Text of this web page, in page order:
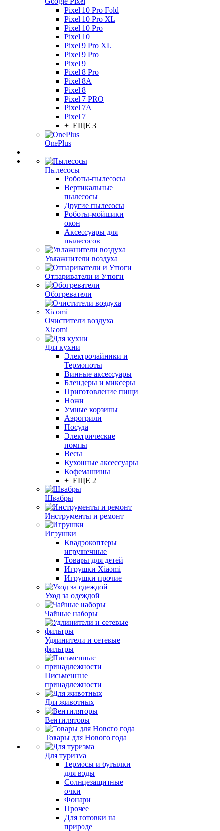
Pixel 10 Pro Fold
Pixel 10 Pro XL
Pixel 10 Pro
Pixel 10
Pixel 9 Pro XL
Pixel 9 Pro
Pixel 9
Pixel 8 Pro
Pixel 8A
Pixel 8
Pixel 7 PRO
Pixel 7A
Pixel 7
+ ЕЩЕ 3
OnePlus
Пылесосы
Роботы-пылесосы
Вертикальные
пылесосы
Другие пылесосы
Роботы-мойщики
окон
Аксессуары для
пылесосов
Увлажнители воздуха
Отпариватели и Утюги
Обогреватели
Очистители воздуха
Xiaomi
Для кухни
Электрочайники и
Термопоты
Винные аксессуары
Блендеры и миксеры
Приготовление пищи
Ножи
Умные корзины
Аэрогрили
Посуда
Электрические
помпы
Весы
Кухонные аксессуары
Кофемашины
+ ЕЩЕ 2
Швабры
Инструменты и ремонт
Игрушки
Квадрокоптеры
игрушечные
Товары для детей
Игрушки Xiaomi
Игрушки прочие
Уход за одеждой
Чайные наборы
Удлинители и сетевые
фильтры
Письменные
принадлежности
Для животных
Вентиляторы
Товары для Нового года
Для туризма
Термосы и бутылки
для воды
Солнцезащитные
очки
Фонари
Прочее
Для готовки на
природе